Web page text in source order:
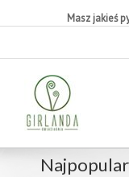
Masz jakieś